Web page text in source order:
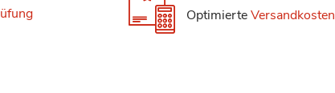
OptimierteVersandkosten